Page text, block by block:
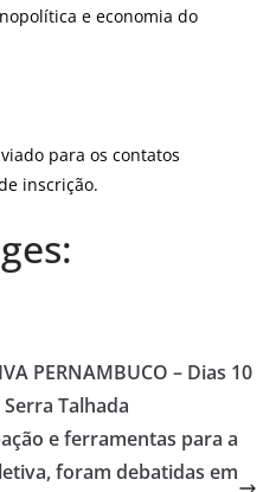
e economia do
para os contatos
inscrição.
PERNAMBUCO – Dias 10
Talhada
e ferramentas para a
foram debatidas em